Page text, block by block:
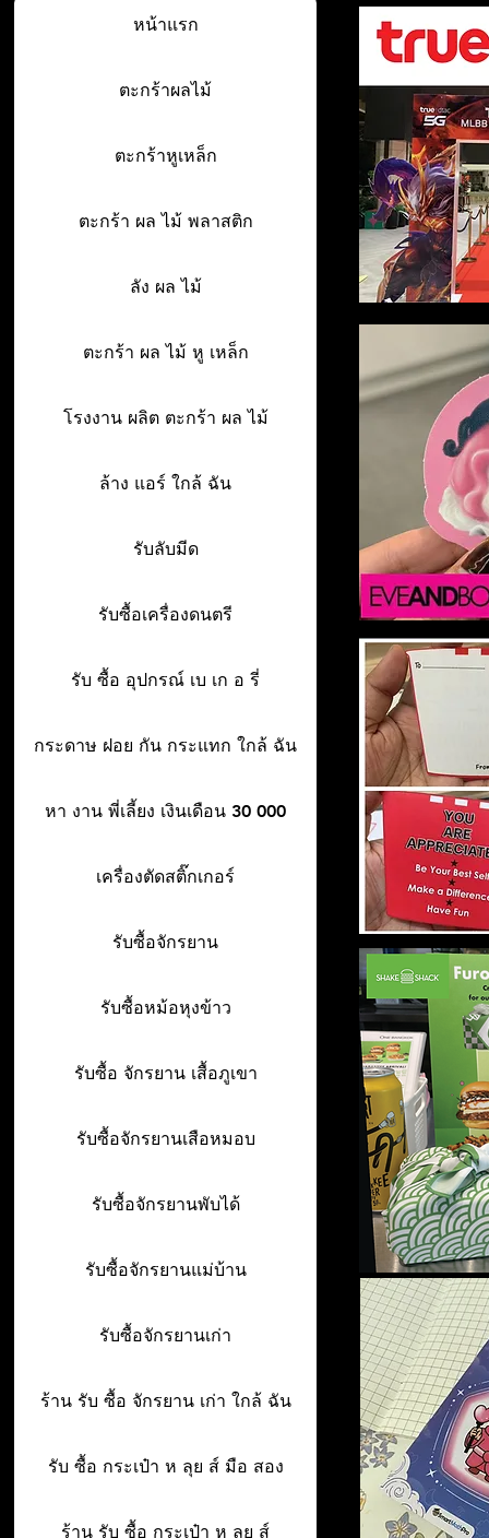
หน้าแรก
ตะกร้าผลไม้
ตะกร้าหูเหล็ก
ตะกร้า ผล ไม้ พลาสติก
ลัง ผล ไม้
ตะกร้า ผล ไม้ หู เหล็ก
โรงงาน ผลิต ตะกร้า ผล ไม้
ล้าง แอร์ ใกล้ ฉัน
รับลับมีด
รับซื้อเครื่องดนตรี
รับ ซื้อ อุปกรณ์ เบ เก อ รี่
กระดาษ ฝอย กัน กระแทก ใกล้ ฉัน
หา งาน พี่เลี้ยง เงินเดือน 30 000
เครื่องตัดสติ๊กเกอร์
รับซื้อจักรยาน
รับซื้อหม้อหุงข้าว
รับซื้อ จักรยาน เสื้อภูเขา
รับซื้อจักรยานเสือหมอบ
รับซื้อจักรยานพับได้
รับซื้อจักรยานแม่บ้าน
รับซื้อจักรยานเก่า
ร้าน รับ ซื้อ จักรยาน เก่า ใกล้ ฉัน
รับ ซื้อ กระเป๋า ห ลุย ส์ มือ สอง
ร้าน รับ ซื้อ กระเป๋า ห ลุย ส์